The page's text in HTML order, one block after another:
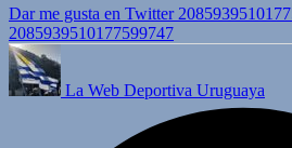
Dar me gusta en Twitter
2085939510177599747
La Web Deportiva Uruguaya